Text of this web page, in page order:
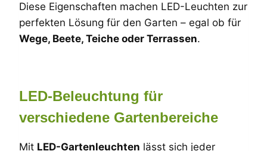
Diese Eigenschaften machen LED-Leuchten zur
perfekten Lösung für den Garten – egal ob für
Wege, Beete, Teiche oder Terrassen.
LED-Beleuchtung für
verschiedene Gartenbereiche
Mit LED-Gartenleuchten lässt sich jeder